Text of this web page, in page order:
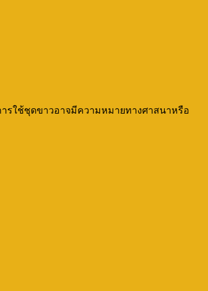
รใช้ชุดขาวอาจมีความหมายทางศาสนาหรือ